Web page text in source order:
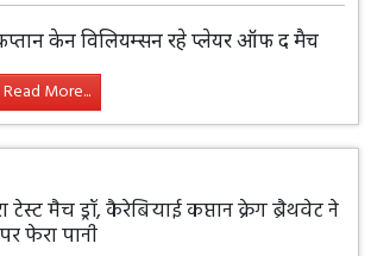
केन विलियम्सन रहे प्लेयर ऑफ द मैच
Read More...
टेस्ट मैच ड्रॉ, कैरेबियाई कप्तान क्रेग ब्रैथवेट ने
फेरा पानी